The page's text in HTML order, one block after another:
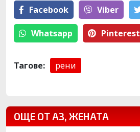
Facebook Viber
Whatsapp Pinterest
Тагове: рени
ОЩЕ ОТ АЗ, ЖЕНАТА